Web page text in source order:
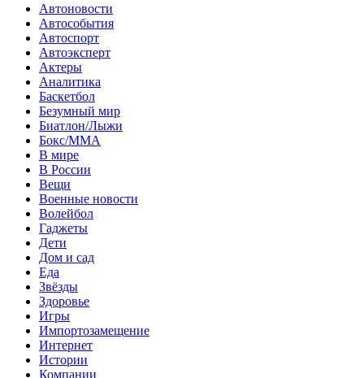
Автоновости
Автособытия
Автоспорт
Автоэксперт
Актеры
Аналитика
Баскетбол
Безумный мир
Биатлон/Лыжи
Бокс/MMA
В мире
В России
Вещи
Военные новости
Волейбол
Гаджеты
Дети
Дом и сад
Еда
Звёзды
Здоровье
Игры
Импортозамещение
Интернет
Истории
Компании